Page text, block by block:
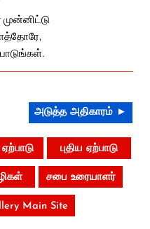
அடுத்த அதிகாரம் ►
புதிய ஏற்பாடு
சபை உரையாளர்
Main Site